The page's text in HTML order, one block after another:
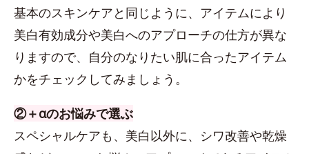
基本のスキンケアと同じように、アイテムにより
美白有効成分や美白へのアプローチの仕方が異な
りますので、自分のなりたい肌に合ったアイテム
かをチェックしてみましょう。
②＋αのお悩みで選ぶ
スペシャルケアも、美白以外に、シワ改善や乾燥